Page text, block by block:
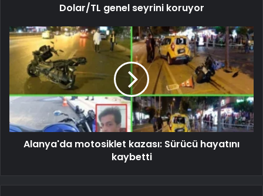
Dolar/TL genel seyrini koruyor
Alanya'da motosiklet kazası: Sürücü hayatını
kaybetti